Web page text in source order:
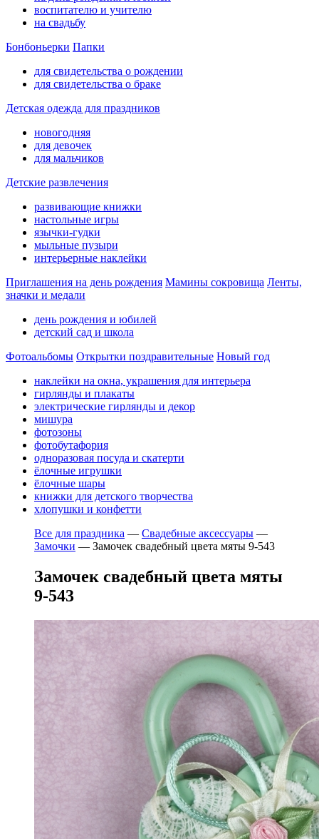
воспитателю и учителю
на свадьбу
Бонбоньерки Папки
для свидетельства о рождении
для свидетельства о браке
Детская одежда для праздников
новогодняя
для девочек
для мальчиков
Детские развлечения
развивающие книжки
настольные игры
язычки-гудки
мыльные пузыри
интерьерные наклейки
Приглашения на день рождения Мамины сокровища Ленты,
значки и медали
день рождения и юбилей
детский сад и школа
Фотоальбомы Открытки поздравительные Новый год
наклейки на окна, украшения для интерьера
гирлянды и плакаты
электрические гирлянды и декор
мишура
фотозоны
фотобутафория
одноразовая посуда и скатерти
ёлочные игрушки
ёлочные шары
книжки для детского творчества
хлопушки и конфетти
Все для праздника — Свадебные аксессуары —
Замочки — Замочек свадебный цвета мяты 9-543
Замочек свадебный цвета мяты
9-543